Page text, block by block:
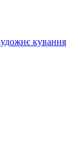
кування